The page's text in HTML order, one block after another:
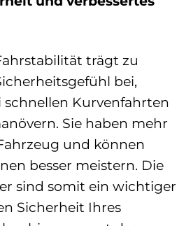
trägt zu
bei,
schnellen Kurvenfahrten
Sie haben mehr
und können
besser meistern. Die
sind somit ein wichtiger
Sicherheit Ihres